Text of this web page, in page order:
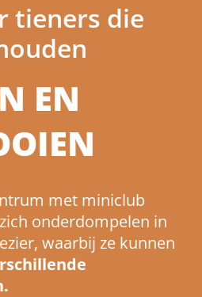
tieners die
EN
met miniclub
onderdompelen in
waarbij ze kunnen